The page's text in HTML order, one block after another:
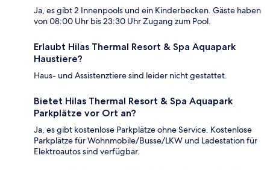
Ja, es gibt 2 Innenpools und ein Kinderbecken. Gäste haben
von 08:00 Uhr bis 23:30 Uhr Zugang zum Pool.
Erlaubt Hilas Thermal Resort & Spa Aquapark
Haustiere?
Haus- und Assistenztiere sind leider nicht gestattet.
Bietet Hilas Thermal Resort & Spa Aquapark
Parkplätze vor Ort an?
Ja, es gibt kostenlose Parkplätze ohne Service. Kostenlose
Parkplätze für Wohnmobile/Busse/LKW und Ladestation für
Elektroautos sind verfügbar.